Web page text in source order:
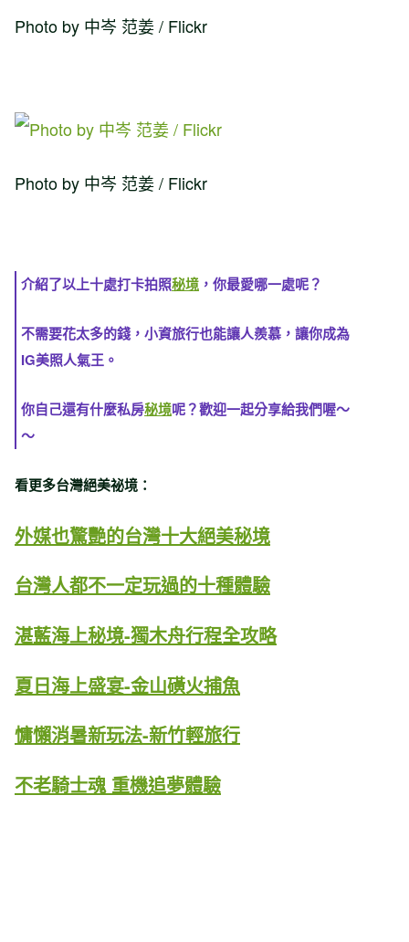
Photo by 中岑 范姜 / Flickr
Photo by 中岑 范姜 / Flickr
介紹了以上十處打卡拍照秘境 ，你最愛哪一處呢？
不需要花太多的錢，小資旅行也能讓人羨慕，讓你成為
IG美照人氣王。
你自己還有什麼私房秘境呢？歡迎一起分享給我們喔～
～
看更多台灣絕美祕境：
外媒也驚艷的台灣十大絕美秘境
台灣人都不一定玩過的十種體驗
湛藍海上秘境-獨木舟行程全攻略
夏日海上盛宴-金山磺火捕魚
慵懶消暑新玩法-新竹輕旅行
不老騎士魂 重機追夢體驗